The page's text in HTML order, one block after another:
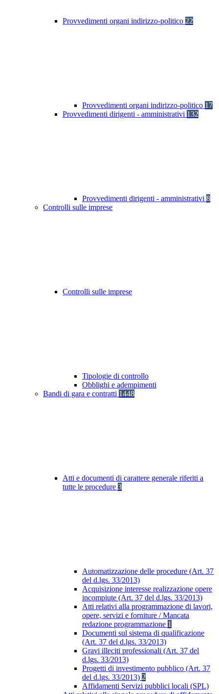
Provvedimenti organi indirizzo-politico 22
Provvedimenti organi indirizzo-politico 17
Provvedimenti dirigenti - amministrativi 132
Provvedimenti dirigenti - amministrativi 8
Controlli sulle imprese
Controlli sulle imprese
Tipologie di controllo
Obblighi e adempimenti
Bandi di gara e contratti 1448
Atti e documenti di carattere generale riferiti a
tutte le procedure 3
Automatizzazione delle procedure (Art. 37
del d.lgs. 33/2013)
Acquisizione interesse realizzazione opere
incompiute (Art. 37 del d.lgs. 33/2013)
Atti relativi alla programmazione di lavori,
opere, servizi e forniture / Mancata
redazione programmazione 1
Documenti sul sistema di qualificazione
(Art. 37 del d.lgs. 33/2013)
Gravi illeciti professionali (Art. 37 del
d.lgs. 33/2013)
Progetti di investimento pubblico (Art. 37
del d.lgs. 33/2013) 2
Affidamenti Servizi pubblici locali (SPL)